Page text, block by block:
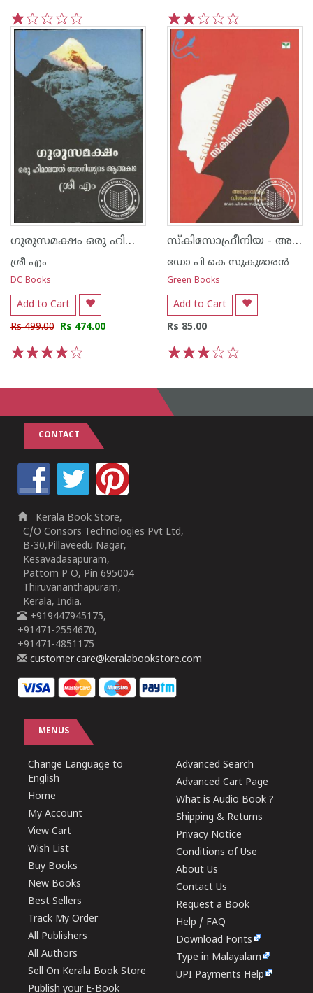
5
4
3
2
1 5
4
3
2
1
ഗുരുസമക്ഷം ഒരു ഹിമാലയ‌ന്‍ യോഗിയുടെ ആത്മകഥ
ശ്രീ എം
DC Books
Add to Cart
Rs 499.00 Rs 474.00
സ്‌കിസോഫ്രീനിയ - അനുഭവവും വിശകലനവും -
ഡോ പി കെ സുകുമാര‌ന്‍
Green Books
Add to Cart
Rs 85.00
CONTACT
Kerala Book Store,
C/O Consors Technologies Pvt Ltd,
B-30,Pillaveedu Nagar,
Kesavadasapuram,
Pattom P O, Pin 695004
Thiruvananthapuram,
Kerala, India.
+919447945175,
+91471-2554670,
+91471-4851175
customer.care@keralabookstore.com
MENUS
Change Language to
English
Home
My Account
View Cart
Wish List
Buy Books
New Books
Best Sellers
Track My Order
All Publishers
All Authors
Sell On Kerala Book Store
Publish your E-Book
Advanced Search
Advanced Cart Page
What is Audio Book ?
Shipping & Returns
Privacy Notice
Conditions of Use
About Us
Contact Us
Request a Book
Help / FAQ
Download Fonts
Type in Malayalam
UPI Payments Help